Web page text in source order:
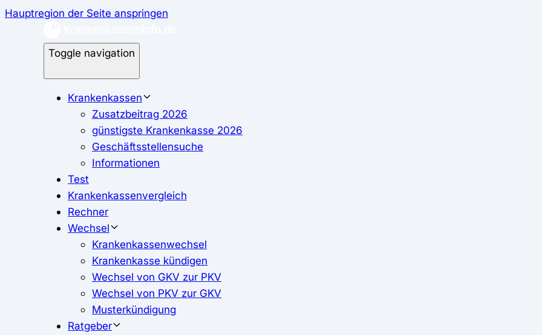
Hauptregion der Seite anspringen
Toggle navigation
Krankenkassen
Zusatzbeitrag 2026
günstigste Krankenkasse 2026
Geschäftsstellensuche
Informationen
Test
Krankenkassenvergleich
Rechner
Wechsel
Krankenkassenwechsel
Krankenkasse kündigen
Wechsel von GKV zur PKV
Wechsel von PKV zur GKV
Musterkündigung
Ratgeber